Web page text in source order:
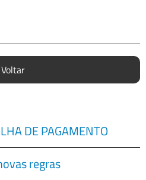
Voltar
DE PAGAMENTO
regras